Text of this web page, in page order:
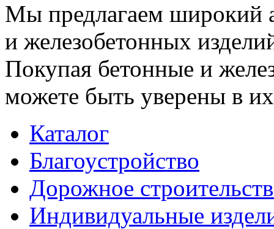
Мы предлагаем широкий
и железобетонных
Покупая бетонные и
можете быть уверены в их
Каталог
Благоустройство
Дорожное
Индивидуальные